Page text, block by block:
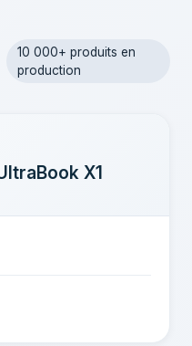
10 000+ produits en
production
X1